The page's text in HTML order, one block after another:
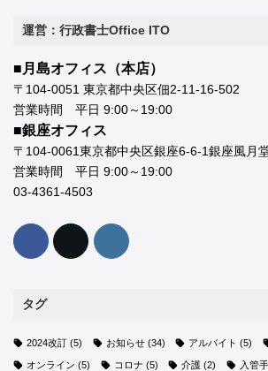
運営：行政書士Office ITO
■月島オフィス（本店）
〒104-0051 東京都中央区佃2-11-16-502
営業時間 平日 9:00～19:00
■銀座オフィス
〒104-0061東京都中央区銀座6-6-1銀座風月
営業時間 平日 9:00～19:00
03-4361-4503
タグ
2024改訂 (5) お知らせ(34) アルバイト (5)
オンライン (5) コロナ (5) 介護 (2) 入管